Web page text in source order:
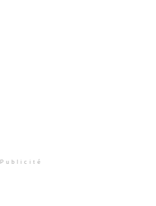
Publicité